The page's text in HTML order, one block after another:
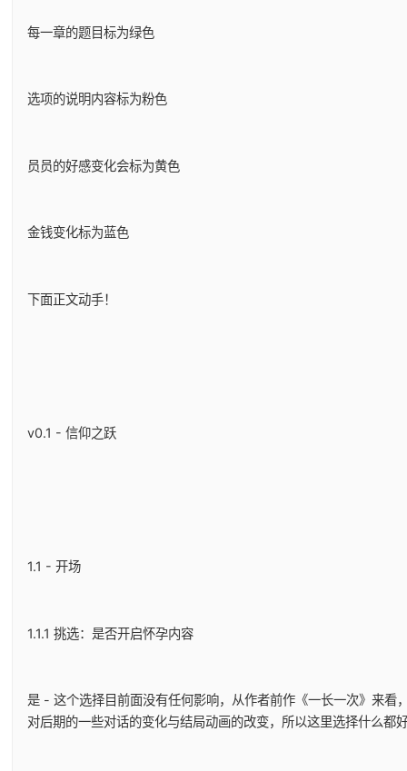
每一章的题目标为绿色
选项的说明内容标为粉色
员员的好感变化会标为黄色
金钱变化标为蓝色
下面正文动手！
v0.1 - 信仰之跃
1.1 - 开场
1.1.1 挑选：是否开启怀孕内容
是 - 这个选择目前面没有任何影响，从作者前作《一长一次》来看
对后期的一些对话的变化与结局动画的改变，所以这里选择什么都